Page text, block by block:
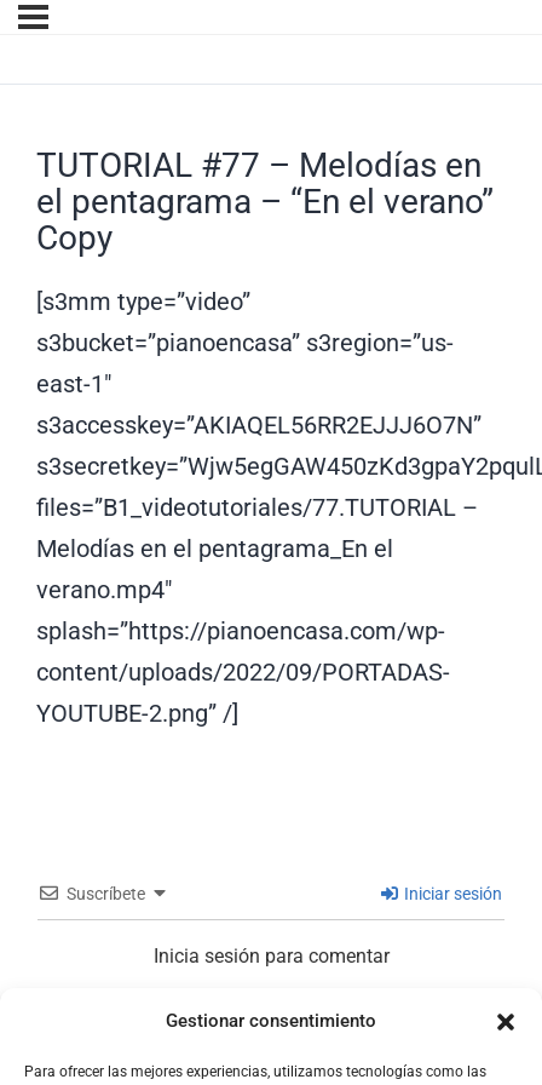
Gestionar consentimiento
Para ofrecer las mejores experiencias, utilizamos tecnologías como las
TUTORIAL #77 – Melodías en
el pentagrama – “En el verano”
Copy
[s3mm type=”video”
s3bucket=”pianoencasa” s3region=”us-
east-1″
s3accesskey=”AKIAQEL56RR2EJJJ6O7N”
files=”B1_videotutoriales/77.TUTORIAL –
Melodías en el pentagrama_En el
verano.mp4″
splash=”https://pianoencasa.com/wp-
content/uploads/2022/09/PORTADAS-
YOUTUBE-2.png” /]
Suscríbete Iniciar sesión
Inicia sesión para comentar
COMENTARIOS